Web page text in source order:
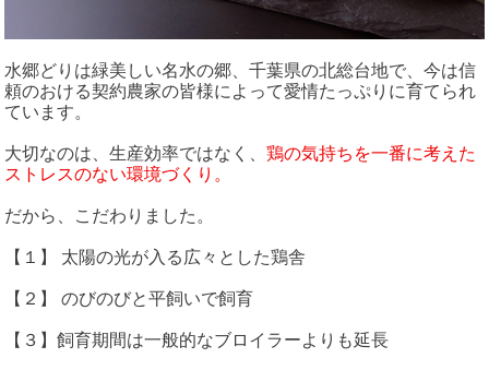
水郷どりは緑美しい名水の郷、千葉県の北総台地で、今は信
頼のおける契約農家の皆様によって愛情たっぷりに育てられ
ています。
大切なのは、生産効率ではなく、 鶏の気持ちを一番に考えた
ストレスのない環境づくり。
だから、こだわりました。
【１】 太陽の光が入る広々とした鶏舎
【２】 のびのびと平飼いで飼育
【３】飼育期間は一般的なブロイラーよりも延長